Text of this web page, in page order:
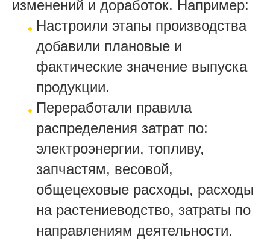
изменений и доработок. Например:
Настроили этапы производства
добавили плановые и
фактические значение выпуска
продукции.
Переработали правила
распределения затрат по:
электроэнергии, топливу,
запчастям, весовой,
общецеховые расходы, расходы
на растениеводство, затраты по
направлениям деятельности.